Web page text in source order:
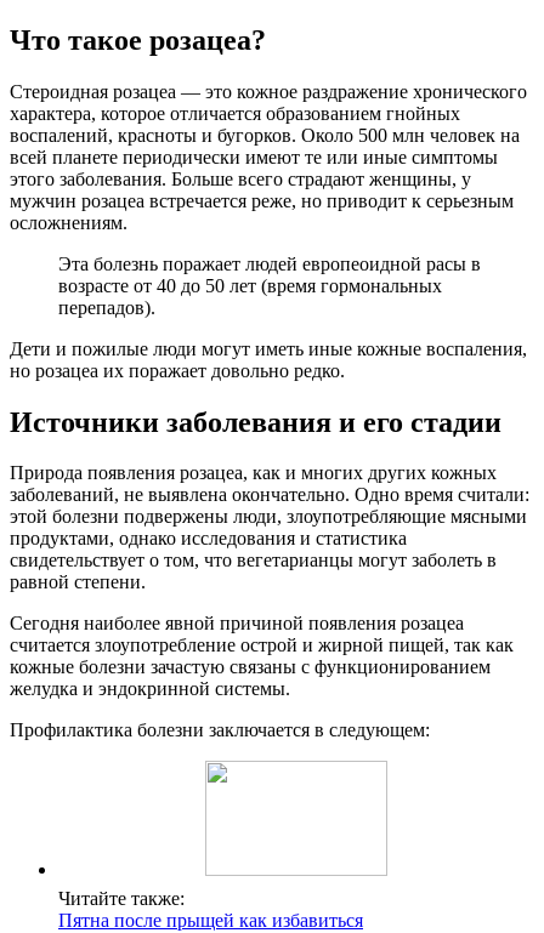
Что такое розацеа?
Стероидная розацеа — это кожное раздражение хронического
характера, которое отличается образованием гнойных
воспалений, красноты и бугорков. Около 500 млн человек на
всей планете периодически имеют те или иные симптомы
этого заболевания. Больше всего страдают женщины, у
мужчин розацеа встречается реже, но приводит к серьезным
осложнениям.
Эта болезнь поражает людей европеоидной расы в
возрасте от 40 до 50 лет (время гормональных
перепадов).
Дети и пожилые люди могут иметь иные кожные воспаления,
но розацеа их поражает довольно редко.
Источники заболевания и его стадии
Природа появления розацеа, как и многих других кожных
заболеваний, не выявлена окончательно. Одно время считали:
этой болезни подвержены люди, злоупотребляющие мясными
продуктами, однако исследования и статистика
свидетельствует о том, что вегетарианцы могут заболеть в
равной степени.
Сегодня наиболее явной причиной появления розацеа
считается злоупотребление острой и жирной пищей, так как
кожные болезни зачастую связаны с функционированием
желудка и эндокринной системы.
Профилактика болезни заключается в следующем:
Читайте также:
Пятна после прыщей как избавиться